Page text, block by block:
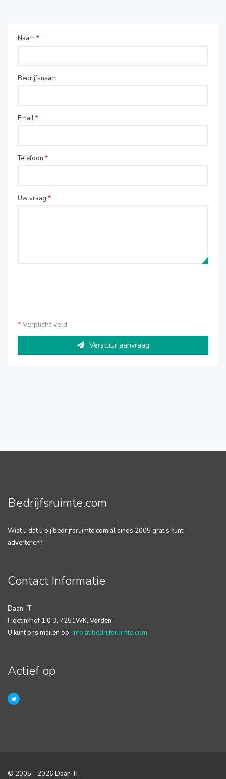
Naam *
Bedrijfsnaam
Email*
Telefoon *
Uw vraag *
* Verplicht veld
Verstuur aanvraag
Bedrijfsruimte.com
Wist u dat u bij bedrijfsruimte.com al sinds 2005 gratis kunt
adverteren?
Contact Informatie
Daan-IT
Hoetinkhof 1 0 3, 7251WK, Vorden
U kunt ons mailen op: info at bedrijfsruimte.com
Actief op
© 2005 - 2026 Daan-IT